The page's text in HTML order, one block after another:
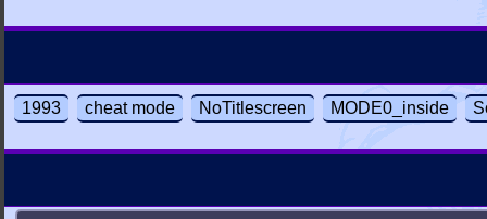
1993 cheat mode NoTitlescreen MODE0_inside